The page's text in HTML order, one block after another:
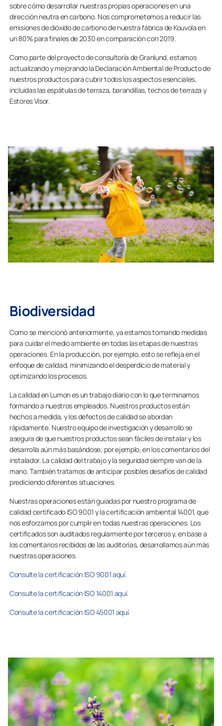
sobre cómo desarrollar nuestras propias operaciones en una
dirección neutra en carbono. Nos comprometemos a reducir las
emisiones de dióxido de carbono de nuestra fábrica de Kouvola en
un 80% para finales de 2030 en comparación con 2019.
Como parte del proyecto de consultoría de Granlund, estamos
actualizando y mejorando la Declaración Ambiental de Producto de
nuestros productos para cubrir todos los aspectos esenciales,
incluidas las espátulas de terraza, barandillas, techos de terraza y
Estores Visor.
Biodiversidad
Como se mencionó anteriormente, ya estamos tomando medidas
para cuidar el medio ambiente en todas las etapas de nuestras
operaciones. En la producción, por ejemplo, esto se refleja en el
enfoque de calidad, minimizando el desperdicio de material y
optimizando los procesos.
La calidad en Lumon es un trabajo diario con lo que terminamos
formando a nuestros empleados. Nuestros productos están
hechos a medida, y los defectos de calidad se abordan
rápidamente. Nuestro equipo de investigación y desarrollo se
asegura de que nuestros productos sean fáciles de instalar y los
desarrolla aún más basándose, por ejemplo, en los comentarios del
instalador. La calidad del trabajo y la seguridad siempre van de la
mano. También tratamos de anticipar posibles desafíos de calidad
prediciendo diferentes situaciones.
Nuestras operaciones están guiadas por nuestro programa de
calidad certificado ISO 9001 y la certificación ambiental 14001, que
nos esforzamos por cumplir en todas nuestras operaciones. Los
certificados son auditados regularmente por terceros y, en base a
los comentarios recibidos de las auditorías, desarrollamos aún más
nuestras operaciones.
Consulte la certificación ISO 9001 aquí.
Consulte la certificación ISO 14001 aquí.
Consulte la certificación ISO 45001 aquí.